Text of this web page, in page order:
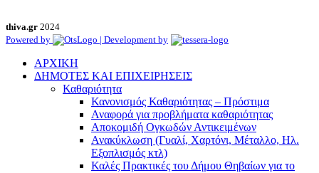
thiva.gr 2024
Powered by
| Development by
ΑΡΧΙΚΗ
ΔΗΜΟΤΕΣ ΚΑΙ ΕΠΙΧΕΙΡΗΣΕΙΣ
Καθαριότητα
Κανονισμός Καθαριότητας – Πρόστιμα
Αναφορά για προβλήματα καθαριότητας
Αποκομιδή Ογκωδών Αντικειμένων
Ανακύκλωση (Γυαλί, Χαρτόνι, Μέταλλο, Ηλ.
Εξοπλισμός κτλ)
Καλές Πρακτικές του Δήμου Θηβαίων για το